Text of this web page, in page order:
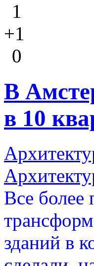
1
+1
0
В
в 10
Все более
зданий в